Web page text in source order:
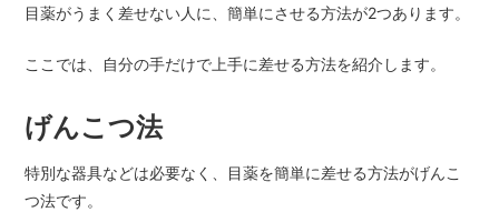
目薬がうまく差せない人に、簡単にさせる方法が2つあります。
ここでは、自分の手だけで上手に差せる方法を紹介します。
げんこつ法
特別な器具などは必要なく、目薬を簡単に差せる方法がげんこ
つ法です。